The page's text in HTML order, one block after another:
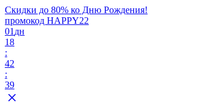
Скидки до 80% ко Дню Рождения!
промокод HAPPY22
01 дн
18
:
42
:
39